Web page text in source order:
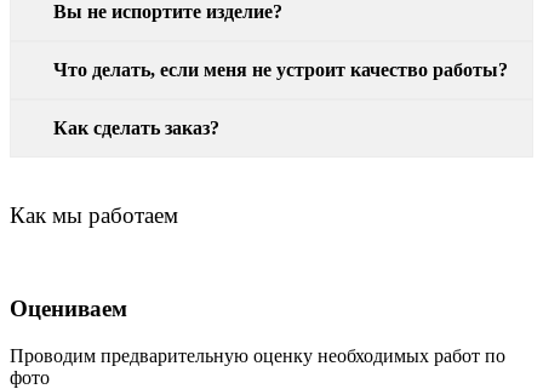
Вы не испортите изделие?
Что делать, если меня не устроит качество работы?
Как сделать заказ?
Как мы работаем
Оцениваем
Проводим предварительную оценку необходимых работ по
фото